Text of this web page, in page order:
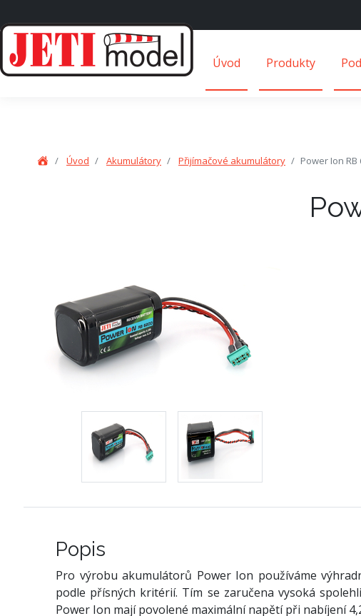
Úvod Produkty
Úvod Akumulátory Přijímačové akumulátory Power Ion
Popis
Pro výrobu akumulátorů Power Ion používáme
podle přísných kritérií. Tím se zaručena vysoká
Power Ion mají povolené maximální napětí při nabíjení